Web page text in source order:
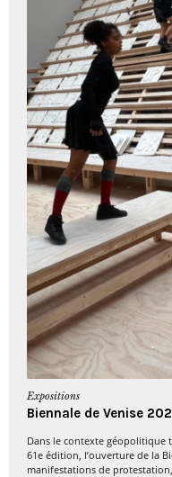
Expositions
Biennale de Venise
Dans le contexte géopolitique
61e édition, l’ouverture de la
manifestations de